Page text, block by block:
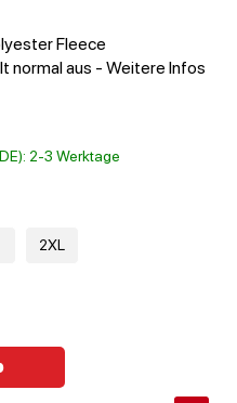
Fleece
normal aus - Weitere Infos
2-3 Werktage
2XL